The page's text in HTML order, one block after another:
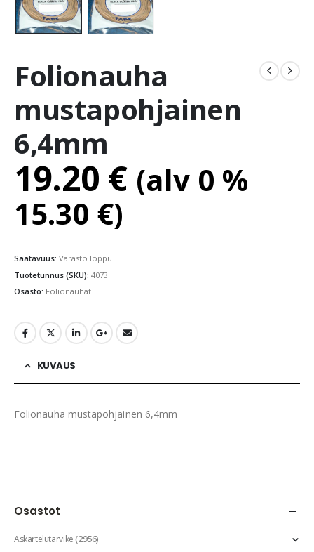
Folionauha
mustapohjainen
6,4mm
19.20 € (alv 0 %
15.30 €)
Saatavuus: Varasto loppu
Tuotetunnus (SKU): 4073
Osasto: Folionauhat
KUVAUS
Folionauha mustapohjainen 6,4mm
Osastot
Askartelutarvike(2956)